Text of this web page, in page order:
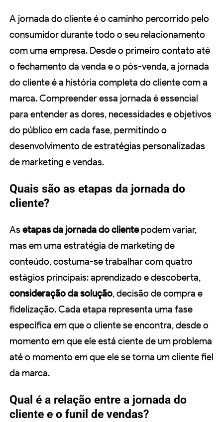
A jornada do cliente é o caminho percorrido pelo
consumidor durante todo o seu relacionamento
com uma empresa. Desde o primeiro contato até
o fechamento da venda e o pós-venda, a jornada
do cliente é a história completa do cliente com a
marca. Compreender essa jornada é essencial
para entender as dores, necessidades e objetivos
do público em cada fase, permitindo o
desenvolvimento de estratégias personalizadas
de marketing e vendas.
Quais são as etapas da jornada do
cliente?
Asetapas da jornada do clientepodem variar,
mas em uma estratégia de marketing de
conteúdo, costuma-se trabalhar com quatro
estágios principais: aprendizado e descoberta,
consideração da solução, decisão de compra e
fidelização. Cada etapa representa uma fase
específica em que o cliente se encontra, desde o
momento em que ele está ciente de um problema
até o momento em que ele se torna um cliente fiel
da marca.
Qual é a relação entre a jornada do
cliente e o funil de vendas?